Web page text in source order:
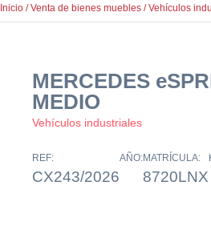
Inicio /Venta de bienes muebles /Vehículos
MERCEDES
MEDIO
Vehículos industriales
REF:
CX243/2026
AÑO:MATRÍCULA:
8720LNX